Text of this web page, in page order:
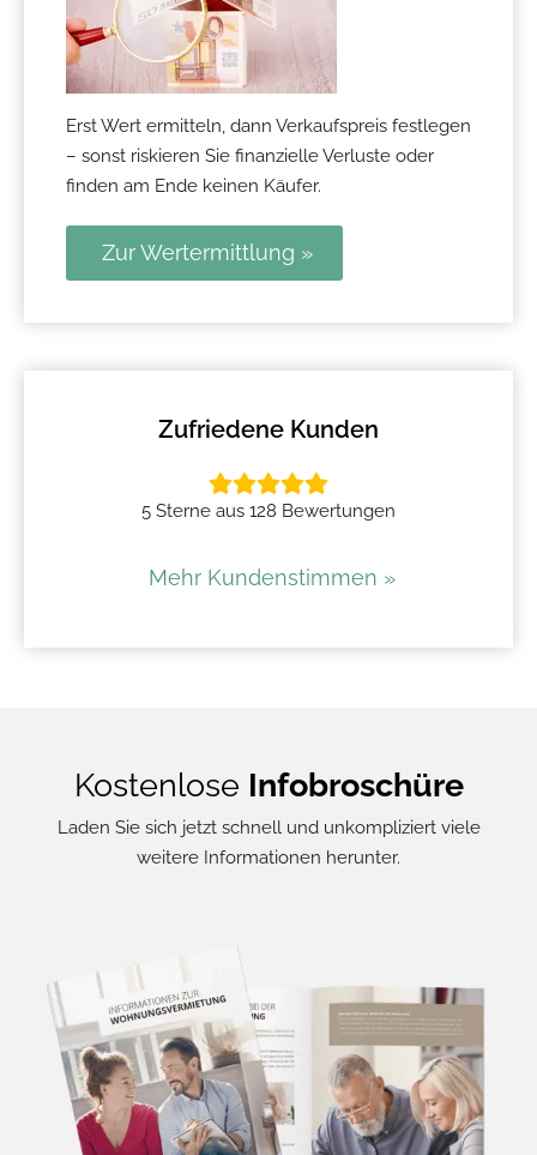
Erst Wert ermitteln, dann Verkaufspreis festlegen
– sonst riskieren Sie finanzielle Verluste oder
finden am Ende keinen Käufer.
Zur Wertermittlung »
Zufriedene Kunden
5 Sterne aus 128 Bewertungen
Mehr Kundenstimmen »
Kostenlose Infobroschüre
Laden Sie sich jetzt schnell und unkompliziert viele
weitere Informationen herunter.